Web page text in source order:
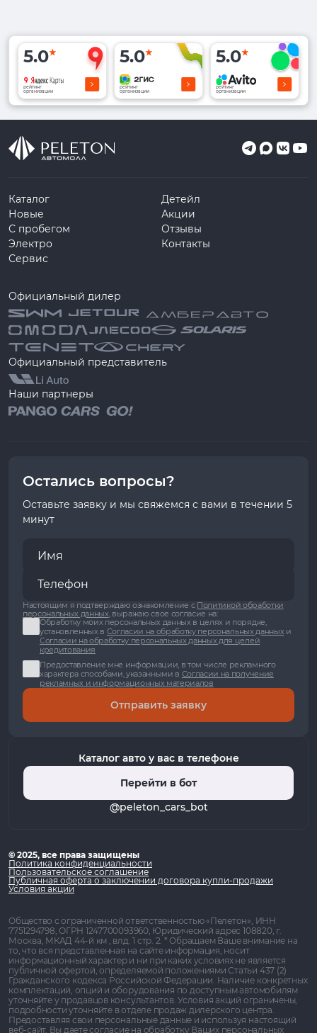
5.0
рейтинг
организации
5.0
рейтинг
организации
5.0
рейтинг
организации
Каталог
Новые
С пробегом
Электро
Сервис
Детейл
Акции
Отзывы
Контакты
Официальный дилер
Официальный представитель
Наши партнеры
Остались вопросы?
Оставьте заявку и мы свяжемся с вами в течении 5
минут
Настоящим я подтверждаю ознакомление с Политикой обработки
персональных данных, выражаю свое согласие на:
Обработку моих персональных данных в целях и порядке,
установленных в Согласии на обработку персональных данныхи
Согласии на обработку персональных данных для целей
кредитования
Предоставление мне информации, в том числе рекламного
характера способами, указанными в Согласии на получение
рекламных и информационных материалов
Отправить заявку
Каталог авто у вас в телефоне
Перейти в бот
@peleton_cars_bot
© 2025, все права защищены
Политика конфиденциальности
Пользовательское соглашение
Публичная оферта о заключении договора купли-продажи
Условия акции
Общество с ограниченной ответственностью «Пелетон», ИНН
7751294798, ОГРН 1247700093960, Юридический адрес 108820, г.
Москва, МКАД 44-й км , влд. 1 стр. 2. * Обращаем Ваше внимание на
то, что вся представленная на сайте информация, носит
информационный характер и ни при каких условиях не является
публичной офертой, определяемой положениями Статьи 437 (2)
Гражданского кодекса Российской Федерации. Наличие конкретных
комплектаций, опций и оборудования по доступным автомобилям
уточняйте у продавцов консультантов. Условия акций ограничены,
подробности уточняйте в отделе продаж дилерского центра.
Предоставляя свои персональные данные и используя настоящий
веб-сайт, Вы даете согласие на обработку Ваших персональных